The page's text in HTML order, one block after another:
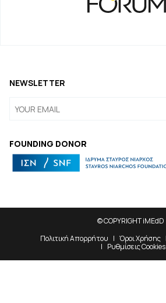
FOUNDING DONOR
NEWSLETTER
© COPYRIGHT iMEdD
Πολιτική Απορρήτου
Όροι Χρήσης
Ρυθμίσεις Cookies